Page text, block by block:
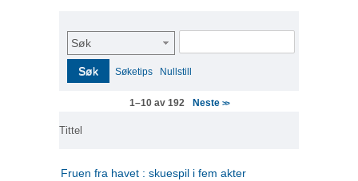
Søk
Søk Søketips Nullstill
1–10 av 192 Neste >>
Tittel
Fruen fra havet : skuespil i fem akter